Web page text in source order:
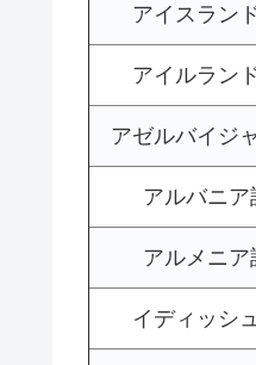
アイスラン
アイルラン
アゼルバイジ
アルバニア
アルメニア
イディッシ